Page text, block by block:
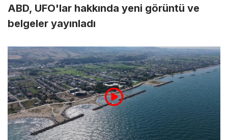
ABD, UFO'lar hakkında yeni görüntü ve
belgeler yayınladı